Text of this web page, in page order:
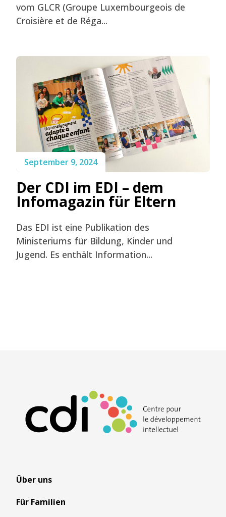
vom GLCR (Groupe Luxembourgeois de
Croisière et de Réga...
September 9, 2024
Der CDI im EDI – dem
Infomagazin für Eltern
Das EDI ist eine Publikation des
Ministeriums für Bildung, Kinder und
Jugend. Es enthält Information...
Über uns
Für Familien